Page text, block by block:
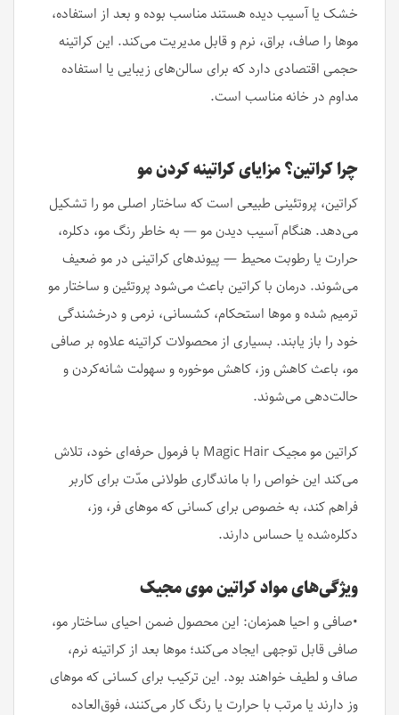
خشک یا آسیب دیده هستند مناسب بوده و بعد از استفاده،
موها را صاف، براق، نرم و قابل مدیریت می‌کند. این کراتینه
حجمی اقتصادی دارد که برای سالن‌های زیبایی یا استفاده
مداوم در خانه مناسب است.
چرا کراتین؟ مزایای کراتینه کردن مو
کراتین، پروتئینی طبیعی است که ساختار اصلی مو را تشکیل
می‌دهد. هنگام آسیب دیدن مو — به خاطر رنگ مو، دکلره،
حرارت یا رطوبت محیط — پیوندهای کراتینی در مو ضعیف
می‌شوند. درمان با کراتین باعث می‌شود پروتئین و ساختار مو
ترمیم شده و موها استحکام، کشسانی، نرمی و درخشندگی
خود را باز یابند. بسیاری از محصولات کراتینه علاوه بر صافی
مو، باعث کاهش وز، کاهش موخوره و سهولت شانه‌کردن و
حالت‌دهی می‌شوند.
کراتین مو مجیک Magic Hair با فرمول حرفه‌ای خود، تلاش
می‌کند این خواص را با ماندگاری طولانی مدّت برای کاربر
فراهم کند، به خصوص برای کسانی که موهای فر، وز،
دکلره‌شده یا حساس دارند.
ویژگی‌های مواد کراتین موی مجیک
•صافی و احیا همزمان: این محصول ضمن احیای ساختار مو،
صافی قابل توجهی ایجاد می‌کند؛ موها بعد از کراتینه نرم،
صاف و لطیف خواهند بود. این ترکیب برای کسانی که موهای
وز دارند یا مرتب با حرارت یا رنگ کار می‌کنند، فوق‌العاده